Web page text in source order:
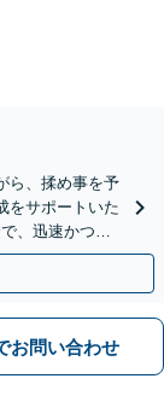
ら、揉め事を予
をサポートいた
、迅速かつス
お問い合わせ